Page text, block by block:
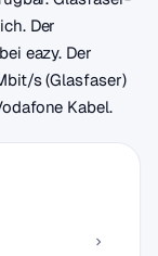
Der
eazy. Der
s (Glasfaser)
Kabel.